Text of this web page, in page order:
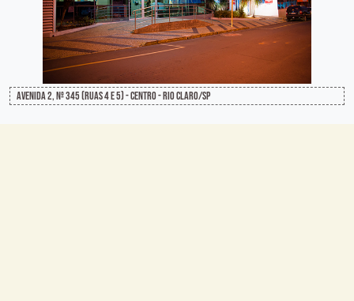
Avenida 2, Nº 345 (Ruas 4 e 5) - Centro - Rio Claro/SP